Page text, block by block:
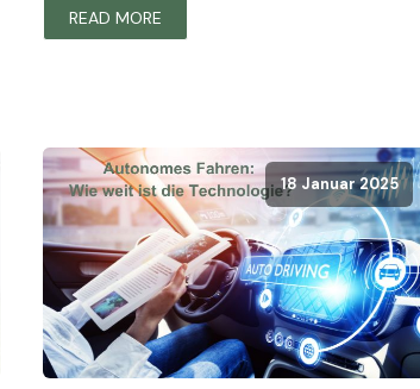
READ MORE
18 Januar 2025